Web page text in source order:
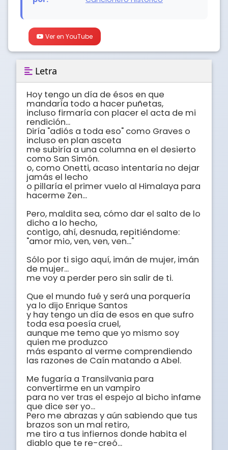
Ver en YouTube
Letra
Hoy tengo un día de ésos en que
mandaría todo a hacer puñetas,
incluso firmaría con placer el acta de mi
rendición...
Diría "adiós a toda eso" como Graves o
incluso en plan asceta
me subiría a una columna en el desierto
como San Simón.
o, como Onetti, acaso intentaría no dejar
jamás el lecho
o pillaría el primer vuelo al Himalaya para
hacerme Zen...
Pero, maldita sea, cómo dar el salto de lo
dicho a lo hecho,
contigo, ahí, desnuda, repitiéndome:
"amor mio, ven, ven, ven..."
Sólo por ti sigo aquí, imán de mujer, imán
de mujer...
me voy a perder pero sin salir de ti.
Que el mundo fué y será una porquería
ya lo dijo Enrique Santos
y hay tengo un día de esos en que sufro
toda esa poesía cruel,
aunque me temo que yo mismo soy
quien me produzco
más espanto al verme comprendiendo
las razones de Caín matando a Abel.
Me fugaría a Transilvania para
convertirme en un vampiro
para no ver tras el espejo al bicho infame
que dice ser yo...
Pero me abrazas y aún sabiendo que tus
brazos son un mal retiro,
me tiro a tus infiernos donde habita el
diablo que te re-creó...